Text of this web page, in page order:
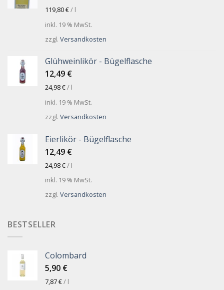
119,80€/ l
inkl. 19 % MwSt.
zzgl. Versandkosten
Glühweinlikör - Bügelflasche
12,49 €
24,98€/ l
inkl. 19 % MwSt.
zzgl. Versandkosten
Eierlikör - Bügelflasche
12,49 €
24,98€/ l
inkl. 19 % MwSt.
zzgl. Versandkosten
BESTSELLER
Colombard
5,90 €
7,87€/ l